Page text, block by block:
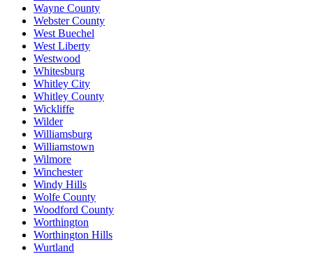
Wayne County
Webster County
West Buechel
West Liberty
Westwood
Whitesburg
Whitley City
Whitley County
Wickliffe
Wilder
Williamsburg
Williamstown
Wilmore
Winchester
Windy Hills
Wolfe County
Woodford County
Worthington
Worthington Hills
Wurtland